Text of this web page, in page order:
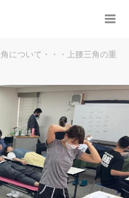
について・・・上腰三角の重